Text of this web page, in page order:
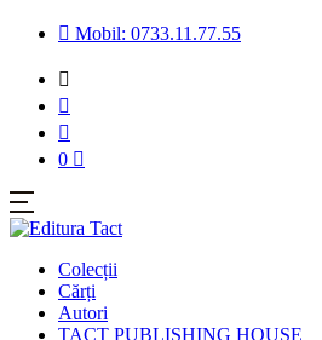
Mobil: 0733.11.77.55
0
Colecții
Cărți
Autori
TACT PUBLISHING HOUSE